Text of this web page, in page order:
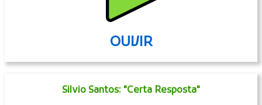
OUVIR
Silvio Santos: "Certa Resposta"